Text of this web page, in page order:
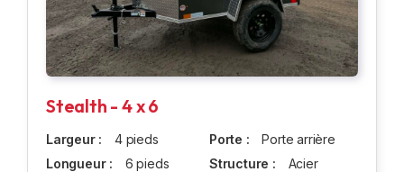
Stealth - 4 x 6
Largeur :
4 pieds
Longueur :
6 pieds
Porte :
Porte arrière
Structure :
Acier